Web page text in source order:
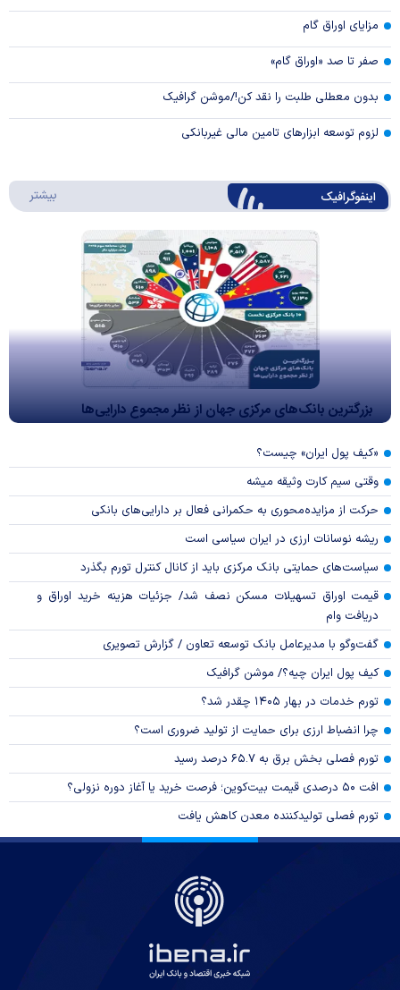
مزایای اوراق گام
صفر تا صد «اوراق گام»
بدون معطلی طلبت را نقد کن!/موشن گرافیک
لزوم توسعه ابزارهای تامین مالی غیربانکی
اینفوگرافیک بیشتر
بزرگترین بانک‌های مرکزی جهان از نظر مجموع دارایی‌ها
«کیف پول ایران» چیست؟
وقتی سیم کارت وثیقه میشه
حرکت از مزایده‌محوری به حکمرانی فعال بر دارایی‌های بانکی
ریشه نوسانات ارزی در ایران سیاسی است
سیاست‌های حمایتی بانک مرکزی باید از کانال کنترل تورم بگذرد
قیمت اوراق تسهیلات مسکن نصف شد/ جزئیات هزینه خرید اوراق و
دریافت وام
گفت‌وگو با مدیرعامل بانک توسعه تعاون / گزارش تصویری
کیف پول ایران چیه؟/ موشن گرافیک
تورم خدمات در بهار ۱۴۰۵ چقدر شد؟
چرا انضباط ارزی برای حمایت از تولید ضروری است؟
تورم فصلی بخش برق به ۶۵.۷ درصد رسید
افت ۵۰ درصدی قیمت بیت‌کوین؛ فرصت خرید یا آغاز دوره نزولی؟
تورم فصلی تولیدکننده معدن کاهش یافت